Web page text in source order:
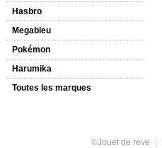
Hasbro
Megableu
Pokémon
Harumika
Toutes les marques
©Jouet de reve